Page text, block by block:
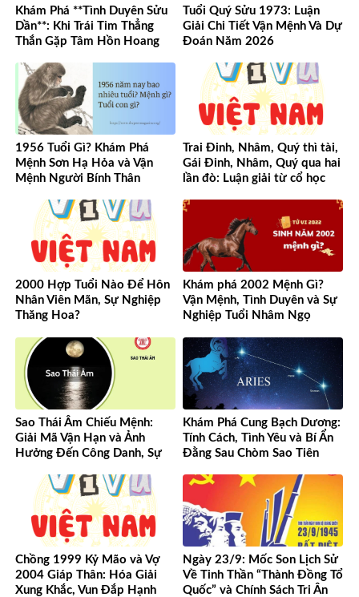
Khám Phá **Tình Duyên Sửu
Dần**: Khi Trái Tim Thẳng
Thắn Gặp Tâm Hồn Hoang
Tuổi Quý Sửu 1973: Luận
Giải Chi Tiết Vận Mệnh Và Dự
Đoán Năm 2026
1956 Tuổi Gì? Khám Phá
Mệnh Sơn Hạ Hỏa và Vận
Mệnh Người Bính Thân
Trai Đinh, Nhâm, Quý thì tài,
Gái Đinh, Nhâm, Quý qua hai
lần đò: Luận giải từ cổ học
2000 Hợp Tuổi Nào Để Hôn
Nhân Viên Mãn, Sự Nghiệp
Thăng Hoa?
Khám phá 2002 Mệnh Gì?
Vận Mệnh, Tình Duyên và Sự
Nghiệp Tuổi Nhâm Ngọ
Sao Thái Âm Chiếu Mệnh:
Giải Mã Vận Hạn và Ảnh
Hưởng Đến Công Danh, Sự
Khám Phá Cung Bạch Dương:
Tính Cách, Tình Yêu và Bí Ẩn
Đằng Sau Chòm Sao Tiên
Chồng 1999 Kỷ Mão và Vợ
2004 Giáp Thân: Hóa Giải
Xung Khắc, Vun Đắp Hạnh
Ngày 23/9: Mốc Son Lịch Sử
Về Tinh Thần “Thành Đồng Tổ
Quốc” và Chính Sách Tri Ân